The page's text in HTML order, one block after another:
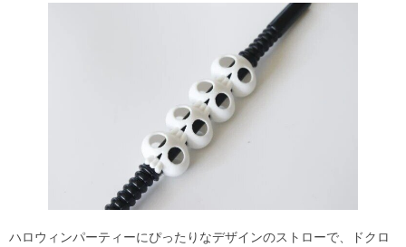
ハロウィンパーティーにぴったりなデザインのストローで、ドクロ